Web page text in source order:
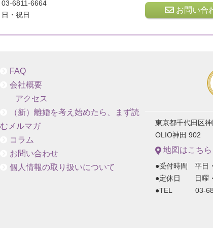
お問い合
03-6811-6664
日・祝日
FAQ
会社概要
アクセス
（新）離婚を考え始めたら、まず読
むメルマガ
コラム
お問い合わせ
個人情報の取り扱いについて
東京都千代田区
OLIO神田 902
地図はこち
●受付時間 平日
●定休日 日曜
●TEL 03-